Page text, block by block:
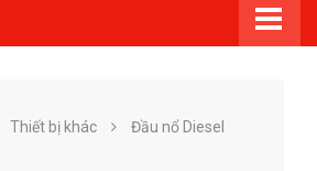
Thiết bị khác Đầu nổ Diesel